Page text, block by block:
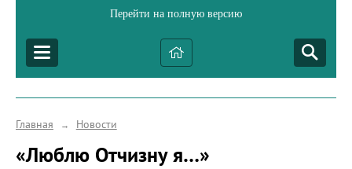
Перейти на полную версию
Главная → Новости
«Люблю Отчизну я…»